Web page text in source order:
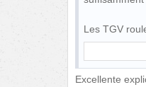
Les TGV
Excellente